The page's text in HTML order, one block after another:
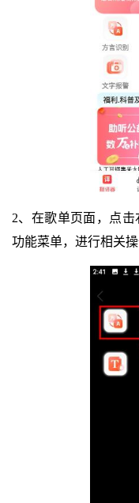
2、在歌单页面，点
功能菜单，进行相关操